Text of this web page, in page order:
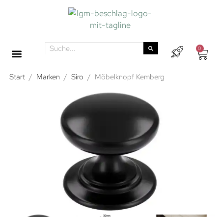
0
Start / Marken / Siro / Möbelknopf Kemberg